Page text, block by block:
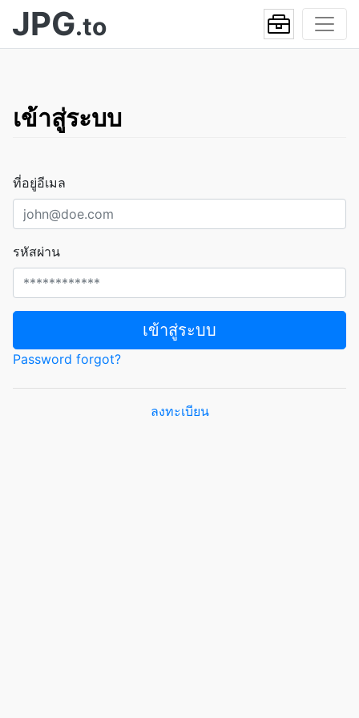
JPG.to
เข้าสู่ระบบ
ที่อยู่อีเมล
รหัสผ่าน
เข้าสู่ระบบ
Password forgot?
ลงทะเบียน